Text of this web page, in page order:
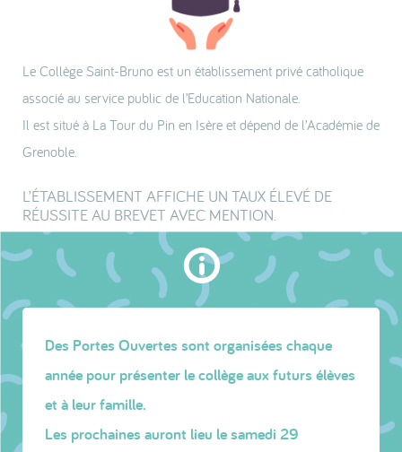
Le Collège Saint-Bruno est un établissement privé catholique
associé au service public de l’Education Nationale.
Il est situé à La Tour du Pin en Isère et dépend de l’Académie de
Grenoble.
L’ÉTABLISSEMENT AFFICHE UN TAUX ÉLEVÉ DE
RÉUSSITE AU BREVET AVEC MENTION.
Des Portes Ouvertes sont organisées chaque
année pour présenter le collège aux futurs élèves
et à leur famille.
Les prochaines auront lieu le samedi 29